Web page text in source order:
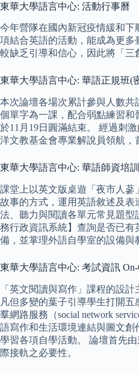
東華大學語言中心: 活動行事曆
今年營隊在國內新冠疫情緩和
項結合英語的活動，能成為更
較缺乏引導和信心，因此將「三
東華大學語言中心: 華語正規班(
本次論壇各場次累計參與人數
個單字為一課，配合弱點練習
於11月19日圓滿結束。 經過刺
洋文教基金會專業解說員領航，
東華大學語言中心: 華語師資培
課堂上以英文版桌遊「夜市人蔘
故事的方式，運用英語敘述及表
法、聽力與閱讀各單元常見題
務行政資訊系統】查詢是否已
備，並掌理外語自學室的設備與
東華大學語言中心: 考試資訊 On-
「英文閱讀與寫作」課程的設
凡但多變的葉子引導學生打開
羣網路服務（social network
語寫作和生活環境連結與圖文
學習各項自學活動。 論壇首先
際接軌之必要性。